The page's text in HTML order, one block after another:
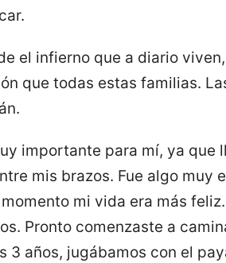
el infierno que a diario viven,
que todas estas familias.
importante para mí, ya que
mis brazos. Fue algo muy
mi vida era más
Pronto comenzaste a
años, jugábamos con el